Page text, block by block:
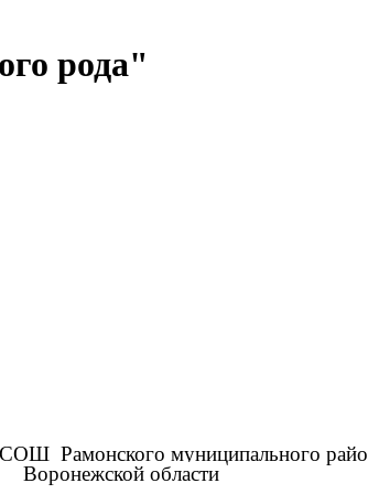
рода"
Рамонского муниципального
Воронежской области